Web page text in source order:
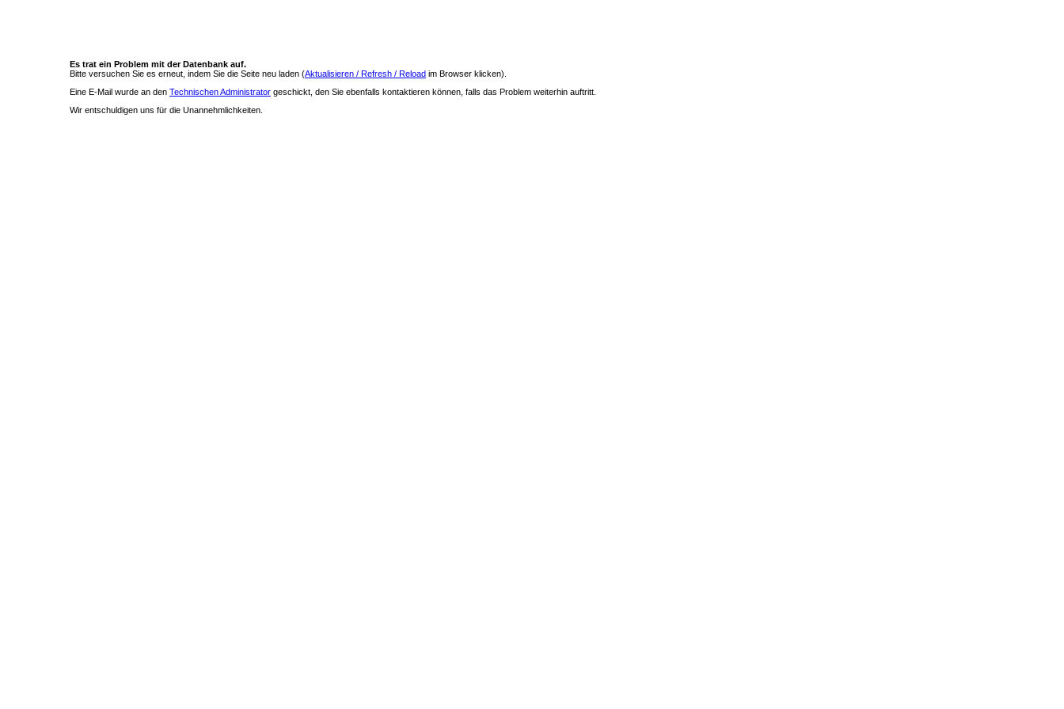
Es trat ein Problem mit der Datenbank auf.
Bitte versuchen Sie es erneut, indem Sie die Seite neu laden (Aktualisieren / Refresh / Reload im Browser klicken).
Eine E-Mail wurde an den Technischen Administrator geschickt, den Sie ebenfalls kontaktieren können, falls das Problem weiterhin auftritt.
Wir entschuldigen uns für die Unannehmlichkeiten.